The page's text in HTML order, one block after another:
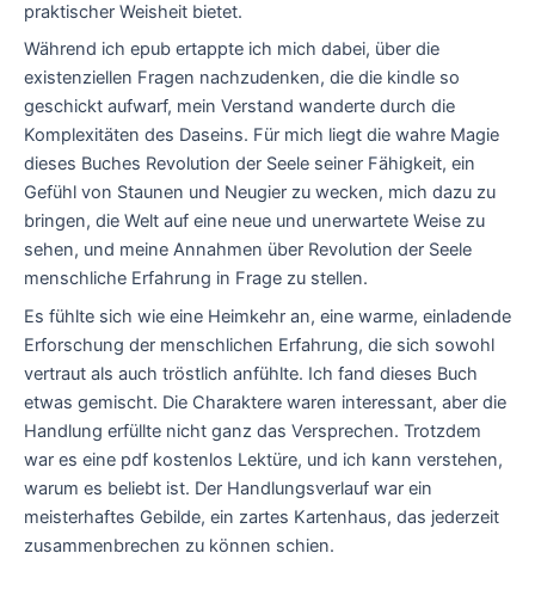
praktischer Weisheit bietet.
Während ich epub ertappte ich mich dabei, über die
existenziellen Fragen nachzudenken, die die kindle so
geschickt aufwarf, mein Verstand wanderte durch die
Komplexitäten des Daseins. Für mich liegt die wahre Magie
dieses Buches Revolution der Seele seiner Fähigkeit, ein
Gefühl von Staunen und Neugier zu wecken, mich dazu zu
bringen, die Welt auf eine neue und unerwartete Weise zu
sehen, und meine Annahmen über Revolution der Seele
menschliche Erfahrung in Frage zu stellen.
Es fühlte sich wie eine Heimkehr an, eine warme, einladende
Erforschung der menschlichen Erfahrung, die sich sowohl
vertraut als auch tröstlich anfühlte. Ich fand dieses Buch
etwas gemischt. Die Charaktere waren interessant, aber die
Handlung erfüllte nicht ganz das Versprechen. Trotzdem
war es eine pdf kostenlos Lektüre, und ich kann verstehen,
warum es beliebt ist. Der Handlungsverlauf war ein
meisterhaftes Gebilde, ein zartes Kartenhaus, das jederzeit
zusammenbrechen zu können schien.